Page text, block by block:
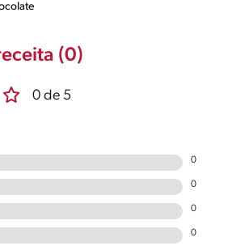
(0)
0 de 5
0
0
0
0